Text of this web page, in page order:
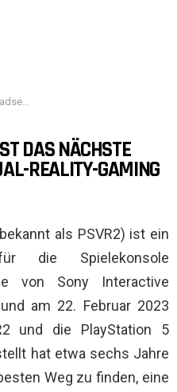
Reality-Gaming
DAS NÄCHSTE
REALITY-GAMING
als PSVR2) ist ein
für die Spielekonsole
von Sony Interactive
am 22. Februar 2023
und die PlayStation 5
hat etwa sechs Jahre
Weg zu finden, eine